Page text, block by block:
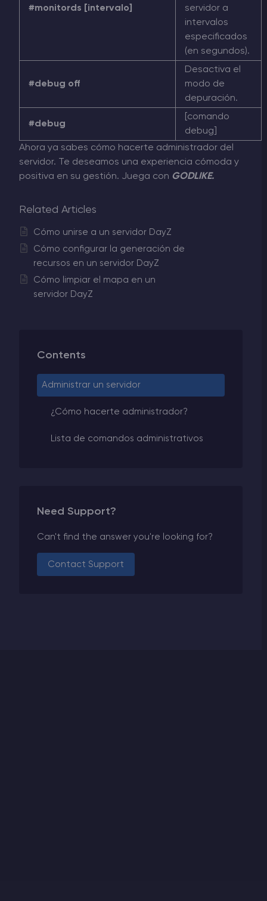
#monitords [intervalo]
servidor a
intervalos
especificados
(en segundos).
#debug off
Desactiva el
modo de
depuración.
#debug
[comando
debug]
Ahora ya sabes cómo hacerte administrador del
servidor. Te deseamos una experiencia cómoda y
positiva en su gestión. Juega con GODLIKE.
Related Articles
Cómo unirse a un servidor DayZ
Cómo configurar la generación de
recursos en un servidor DayZ
Cómo limpiar el mapa en un
servidor DayZ
Contents
Administrar un servidor
¿Cómo hacerte administrador?
Lista de comandos administrativos
Need Support?
Can't find the answer you're looking for?
Contact Support